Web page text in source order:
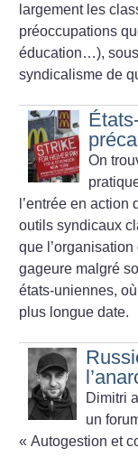
largement les
préoccupations
éducation…), sous
syndicalisme de
On
l’entrée en
outils syndicaux
que
gageure malgré
états-uniennes,
plus longue date.
Dimitri
un
« Autogestion et